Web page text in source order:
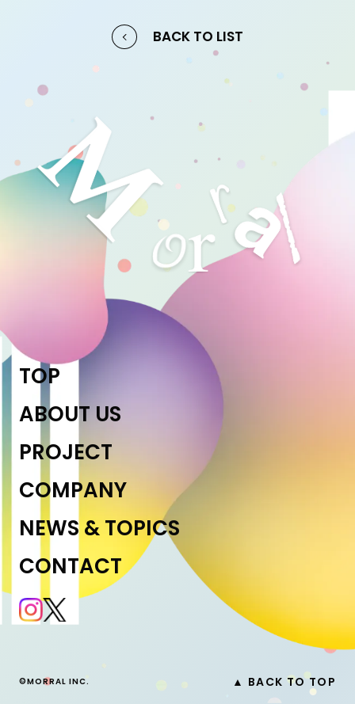
BACK TO LIST
TOP
ABOUT US
PROJECT
COMPANY
NEWS & TOPICS
CONTACT
©MORRAL INC. ▲ BACK TO TOP